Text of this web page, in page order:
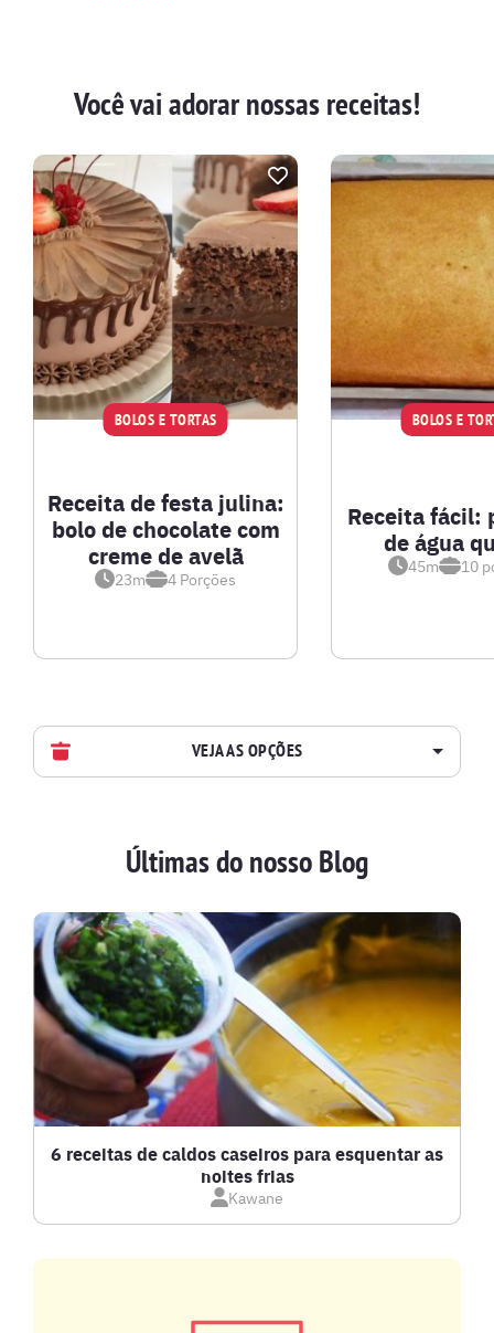
Você vai adorar nossas receitas!
BOLOS E TORTAS
Receita de festa julina:
bolo de chocolate com
creme de avelã
23m 4 Porções
BOLOS E
Receita fácil:
de água
45m 10
VEJA AS OPÇÕES
BATIDAS
BEBIDAS E DRINKS
BISCOITOS
BOLOS E TORTAS
CALDOS
CARNE BOVINA
Últimas do nosso Blog
6 receitas de caldos caseiros para esquentar as
noites frias
Kawane